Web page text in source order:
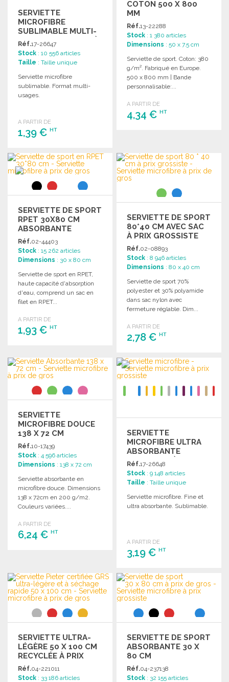
SERVIETTE
MICROFIBRE
SUBLIMABLE MULTI-
USAGES 60X40 CM À
PRIX GROSSISTE
Réf.17-26647
Stock : 10 556 articles
Taille : Taille unique
Serviette microfibre
sublimable. Format multi-
usages.
A PARTIR DE
1,39 € HT
COMMANDER
Demander un devis
COTON 500 X 800
MM
Réf.13-22288
Stock : 1 380 articles
Dimensions : 50 x 7.5 cm
Serviette de sport. Coton: 380
g/m². Fabriqué en Europe.
500 x 800 mm | Bande
personnalisable:...
A PARTIR DE
4,34 €HT
Demander un devis
SERVIETTE DE SPORT
RPET 30X80 CM
ABSORBANTE
Réf.02-44403
Stock : 15 262 articles
Dimensions : 30 x 80 cm
Serviette de sport en RPET,
haute capacité d'absorption
d'eau, comprend un sac en
filet en RPET...
A PARTIR DE
1,93 € HT
Demander un devis
SERVIETTE DE SPORT
80*40 CM AVEC SAC
À PRIX GROSSISTE
Réf.02-08893
Stock : 8 946 articles
Dimensions : 80 x 40 cm
Serviette de sport 70%
polyester et 30% polyamide
dans sac nylon avec
fermeture réglable. Dim...
A PARTIR DE
2,78 €HT
COMMANDER
Demander un devis
SERVIETTE
MICROFIBRE DOUCE
138 X 72 CM
Réf.10-17439
Stock : 4 596 articles
Dimensions : 138 x 72 cm
Serviette absorbante en
microfibre douce. Dimensions
138 x 72cm en 200 g/m2.
Couleurs variées....
A PARTIR DE
6,24 € HT
Demander un devis
SERVIETTE
MICROFIBRE ULTRA
ABSORBANTE
50X100 CM À PRIX DE
GROS
Réf.17-26648
Stock : 9 148 articles
Taille : Taille unique
Serviette microfibre. Fine et
ultra absorbante. Sublimable.
A PARTIR DE
3,19 €HT
COMMANDER
Demander un devis
SERVIETTE ULTRA-
LÉGÈRE 50 X 100 CM
RECYCLÉE À PRIX
GROSSISTE
Réf.04-221011
Stock : 33 186 articles
SERVIETTE DE SPORT
ABSORBANTE 30 X
80 CM
Réf.04-237138
Stock : 32 155 articles